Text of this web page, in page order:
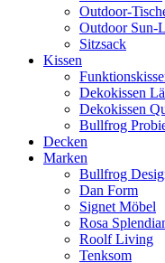
Outdoor-
Outdoor Sun-
Sitzsack
Kissen
Dekokissen
Dekokissen
Bullfrog
Decken
Marken
Bullfrog
Dan Form
Signet Möbel
Rosa
Roolf Living
Tenksom